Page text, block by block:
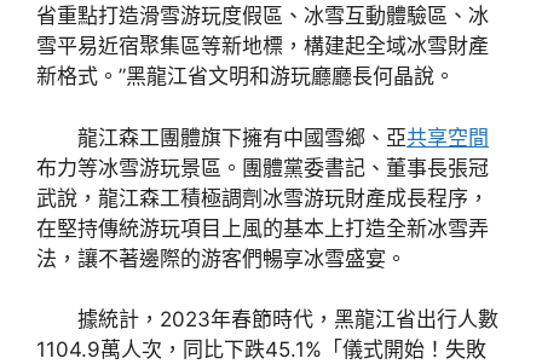
省重點打造滑雪游玩度假區、冰雪互動體驗區、冰
雪平易近宿聚集區等新地標，構建起全域冰雪財產
新格式。”黑龍江省文明和游玩廳廳長何晶說。
龍江森工團體旗下擁有中國雪鄉、亞共享空間
布力等冰雪游玩景區。團體黨委書記、董事長張冠
武說，龍江森工積極調劑冰雪游玩財產成長程序，
在堅持傳統游玩項目上風的基本上打造全新冰雪弄
法，讓不著邊際的游客們暢享冰雪盛宴。
據統計，2023年春節時代，黑龍江省出行人數
1104.9萬人次，同比下跌45.1%「儀式開始！失敗